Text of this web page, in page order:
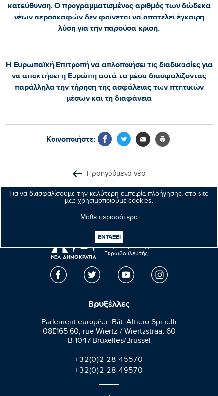
Για να διασφαλίσουμε την καλύτερη εμπειρία πλοήγησης, στο site
μας χρησιμοποιούμε cookies.
Μάθε περισσότερα
ΕΝΤΑΞΕΙ
κατεύθυνση. Ο προγραμματισμένος αριθμός των δώδεκα
νέων αεροσκαφών δεν φαίνεται να αποτελεί έγκαιρη
λύση για την παρούσα κρίση.
Η Ευρωπαϊκή Επιτροπή να απλοποιήσει τις διαδικασίες για
να αποκτήσει η Ευρώπη αυτά τα μέσα διασφαλίζοντας
παράλληλα την τήρηση της ασφάλειας των πτητικών
μέσων και τη διαφάνεια
Κοινοποιήστε:
Προηγούμενο νέο
Επόμενο νέο
Μανώλης
Κεφαλογιάννης
Ευρωβουλευτής
Βρυξέλλες
Parlement européen Bât. Altiero Spinelli
08E165 60, rue Wiertz / Wiertzstraat 60
B-1047 Bruxelles/Brussel
+32(0)2 28 45570
+32(0)2 28 49570